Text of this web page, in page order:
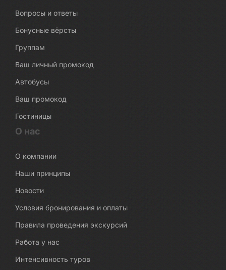
Вопросы и ответы
Бонусные вёрсты
Группам
Ваш личный промокод
Автобусы
Ваш промокод
Гостиницы
О нас
О компании
Наши принципы
Новости
Условия бронирования и оплаты
Правила проведения экскурсий
Работа у нас
Интенсивность туров